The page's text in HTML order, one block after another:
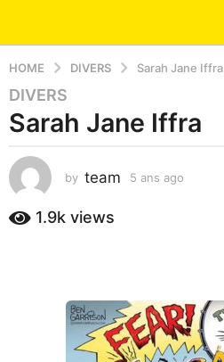
HOME DIVERS Sarah Jane Iffra
5
a
n
s
a
o
DIVERS
Sarah Jane Iffra
by team 5 ans ago
1.9k views